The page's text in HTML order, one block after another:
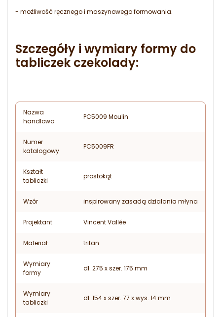
- możliwość ręcznego i maszynowego formowania.
Szczegóły i wymiary formy do
tabliczek czekolady:
Nazwa
handlowa
PC5009 Moulin
Numer
katalogowy
PC5009FR
Kształt
tabliczki
prostokąt
Wzór inspirowany zasadą działania młyna
Projektant Vincent Vallée
Materiał tritan
Wymiary
formy
dł. 275 x szer. 175 mm
Wymiary
tabliczki
dł. 154 x szer. 77 x wys. 14 mm